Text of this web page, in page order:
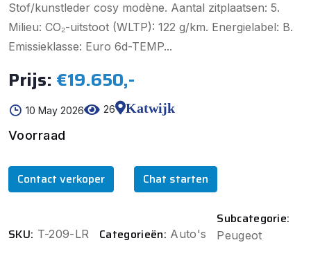
Stof/kunstleder cosy modène. Aantal zitplaatsen: 5.
Milieu: CO₂-uitstoot (WLTP): 122 g/km. Energielabel: B.
Emissieklasse: Euro 6d-TEMP...
Prijs: €19.650,-
10 May 2026 26
Katwijk
Voorraad
Contact verkoper Chat starten
SKU: T-209-LR Categorieën: Auto's
Subcategorie:
Peugeot